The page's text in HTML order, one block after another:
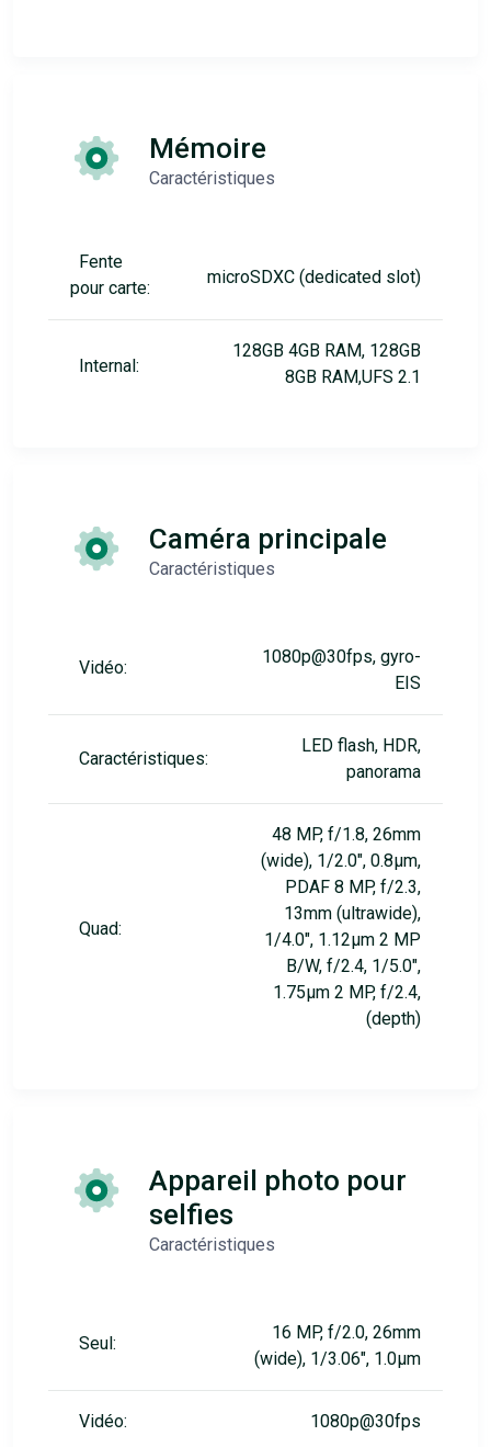
Mémoire
Caractéristiques
Fente
pour carte:
microSDXC (dedicated slot)
Internal:
128GB 4GB RAM, 128GB
8GB RAM,UFS 2.1
Caméra principale
Caractéristiques
Vidéo:
1080p@30fps, gyro-
EIS
Caractéristiques:
LED flash, HDR,
panorama
Quad:
48 MP, f/1.8, 26mm
(wide), 1/2.0", 0.8µm,
PDAF 8 MP, f/2.3,
13mm (ultrawide),
1/4.0", 1.12µm 2 MP
B/W, f/2.4, 1/5.0",
1.75µm 2 MP, f/2.4,
(depth)
Appareil photo pour
selfies
Caractéristiques
Seul:
16 MP, f/2.0, 26mm
(wide), 1/3.06", 1.0µm
Vidéo: 1080p@30fps